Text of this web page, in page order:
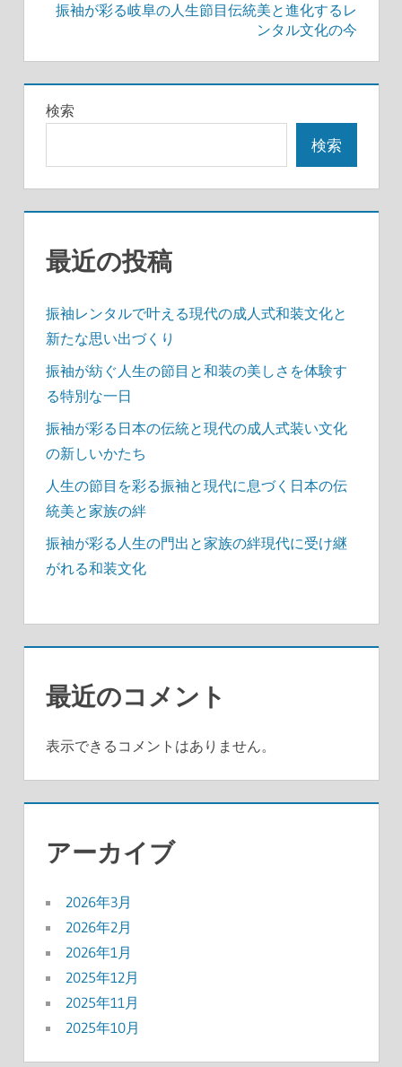
ビ
ゲ
ー
シ
ョ
ン
振袖が彩る岐阜の人生節目伝統美と進化するレ
ンタル文化の今
検索
検索
最近の投稿
振袖レンタルで叶える現代の成人式和装文化と
新たな思い出づくり
振袖が紡ぐ人生の節目と和装の美しさを体験す
る特別な一日
振袖が彩る日本の伝統と現代の成人式装い文化
の新しいかたち
人生の節目を彩る振袖と現代に息づく日本の伝
統美と家族の絆
振袖が彩る人生の門出と家族の絆現代に受け継
がれる和装文化
最近のコメント
表示できるコメントはありません。
アーカイブ
2026年3月
2026年2月
2026年1月
2025年12月
2025年11月
2025年10月